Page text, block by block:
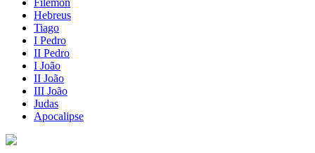
Hebreus
Tiago
I Pedro
II Pedro
I João
II João
III João
Judas
Apocalipse